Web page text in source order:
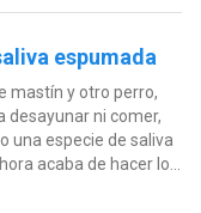
espumada
mastín y otro perro,
desayunar ni comer,
una especie de saliva
acaba de hacer lo...